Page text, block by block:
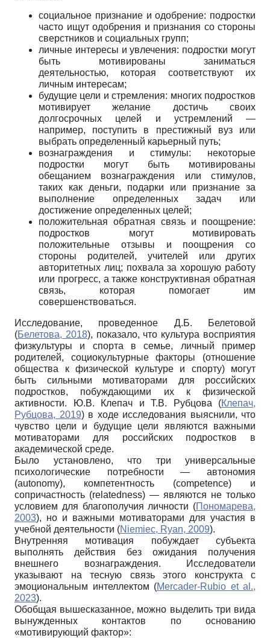
социальное признание и одобрение: подростки
часто ищут одобрения и признания со стороны
сверстников и социальных групп;
личные интересы и увлечения: подростки могут
быть мотивированы заниматься
деятельностью, которая соответствуют их
личным интересам;
будущие цели и стремления: многих подростков
мотивирует желание достичь своих
долгосрочных целей и устремлений —
например, поступить в престижный вуз или
выбрать определенный карьерный путь;
вознаграждения и стимулы: некоторые
подростки могут быть мотивированы
обещанием вознаграждения или стимулов,
таких как деньги, подарки или признание за
выполнение определенных задач или
достижение определенных целей;
положительная обратная связь и поощрение:
подростков могут мотивировать
положительные отзывы и поощрения со
стороны родителей, учителей или других
авторитетных лиц; похвала за хорошую работу
или прогресс, а также конструктивная обратная
связь, которая помогает им
совершенствоваться.
Исследование, проведенное Д.Б. Белетовой
(Белетова, 2018), показало, что культура восприятия
физкультуры и спорта в семье, личный пример
родителей, социокультурные факторы (отношение
общества к физической культуре и спорту) могут
быть сильными мотиваторами для российских
подростков, побуждающими их к физической
активности. Ю.В. Клепач и Т.В. Рубцова (Клепач,
Рубцова, 2019) в ходе исследования выяснили, что
чувство цели и будущие цели являются важными
мотиваторами для российских подростков в
академической среде.
Было установлено, что три универсальные
психологические потребности — автономия
(autonomy), компетентность (competence) и
сопричастность (relatedness) — являются не только
условием для благополучия личности (Пономарева,
2003), но и важными мотиваторами для участия в
учебной деятельности (Niemiec, Ryan, 2009).
Внутренняя мотивация побуждает субъекта
выполнять действия без ожидания получения
внешнего вознаграждения. Исследователи
указывают на тесную связь этого конструкта с
эмоциональным интеллектом (Mercader-Rubio et al.,
2023).
Обобщая вышесказанное, можно выделить три вида
вынужденных контактов по основанию
«мотивирующий фактор»: